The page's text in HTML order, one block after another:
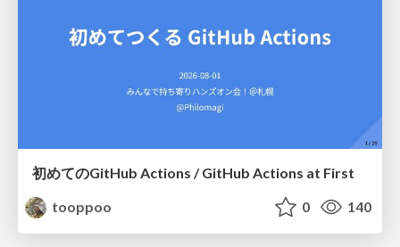
初めてのGitHub Actions / GitHub Actions at First
tooppoo
0 140